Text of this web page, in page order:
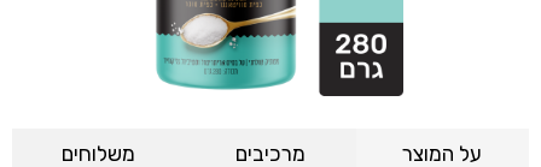
על המוצר מרכיבים משלוחים